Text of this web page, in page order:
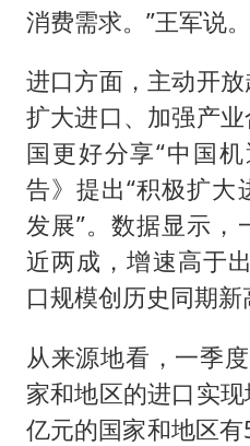
消费需求。”王军说。
进口方面，主动开
扩大进口、加强产
国更好分享“中国
告》提出“积极扩大
发展”。数据显示，
近两成，增速高于
口规模创历史同期新
从来源地看，一季
家和地区的进口实
亿元的国家和地区